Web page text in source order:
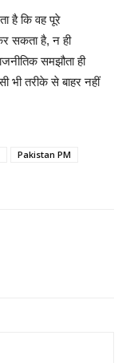
है कि वह पूरे
सकता है, न ही
समझौता ही
भी तरीके से बाहर नहीं
Pakistan PM